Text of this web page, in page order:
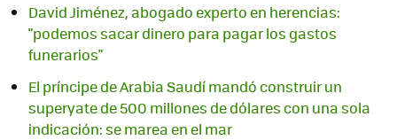
David Jiménez, abogado experto en herencias:
"podemos sacar dinero para pagar los gastos
funerarios"
El príncipe de Arabia Saudí mandó construir un
superyate de 500 millones de dólares con una sola
indicación: se marea en el mar